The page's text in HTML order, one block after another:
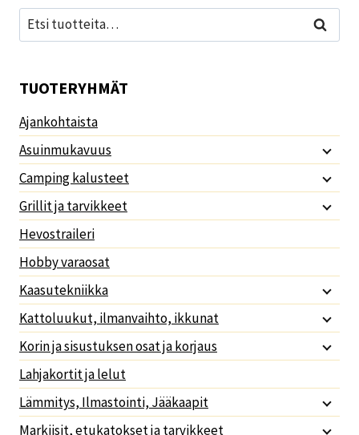
Etsi: Haku
TUOTERYHMÄT
Ajankohtaista
Asuinmukavuus
Camping kalusteet
Grillit ja tarvikkeet
Hevostraileri
Hobby varaosat
Kaasutekniikka
Kattoluukut, ilmanvaihto, ikkunat
Korin ja sisustuksen osat ja korjaus
Lahjakortit ja lelut
Lämmitys, Ilmastointi, Jääkaapit
Markiisit, etukatokset ja tarvikkeet